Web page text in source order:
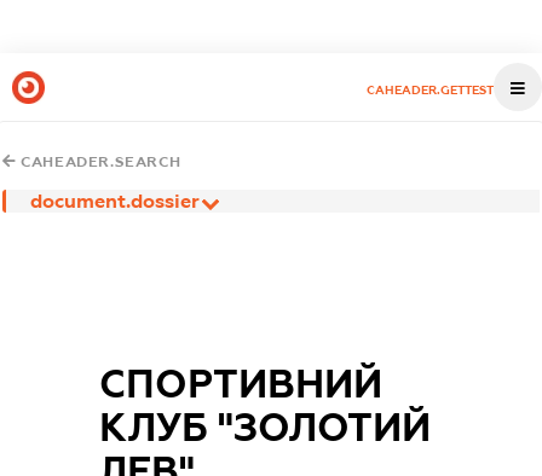
CAHEADER.GETTEST
CAHEADER.SEARCH
document.dossier
СПОРТИВНИЙ
КЛУБ "ЗОЛОТИЙ